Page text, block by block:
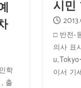
학
출
시민
□ 반전-
의사 표
이서 기